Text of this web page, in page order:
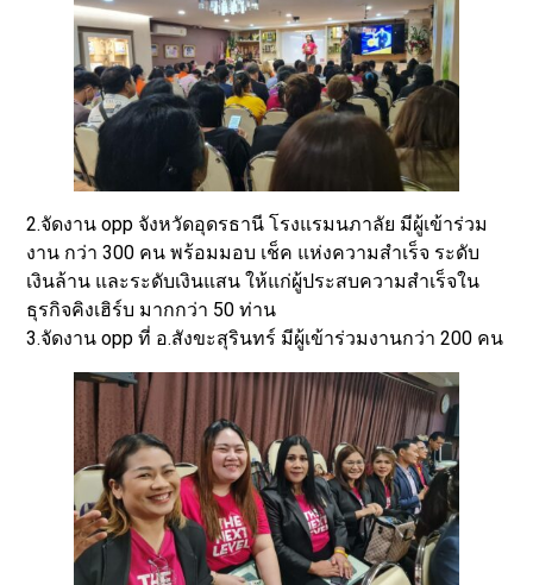
2.จัดงาน opp จังหวัดอุดรธานี โรงแรมนภาลัย มีผู้เข้าร่วม
งาน กว่า 300 คน พร้อมมอบ เช็ค แห่งความสำเร็จ ระดับ
เงินล้าน และระดับเงินแสน ให้แก่ผู้ประสบความสำเร็จใน
ธุรกิจคิงเฮิร์บ มากกว่า 50 ท่าน
3.จัดงาน opp ที่ อ.สังขะสุรินทร์ มีผู้เข้าร่วมงานกว่า 200 คน